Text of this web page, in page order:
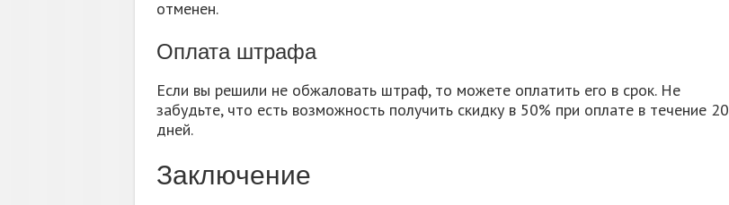
отменен.
Оплата штрафа
Если вы решили не обжаловать штраф, то можете оплатить его в срок. Не
забудьте, что есть возможность получить скидку в 50% при оплате в течение 20
дней.
Заключение